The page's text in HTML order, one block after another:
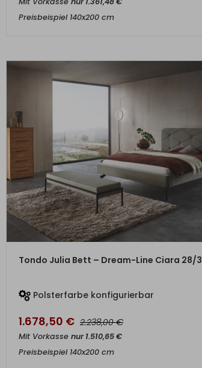
Preisbeispiel 140x200 cm
ZUM PRODUKT
Tondo Julia Bett – Dream-Line Ciara 28/3
Polsterfarbe konfigurierbar
1.678,50 € 2.238,00€
Mit Vorkasse nur1.510,65€
Preisbeispiel 140x200 cm